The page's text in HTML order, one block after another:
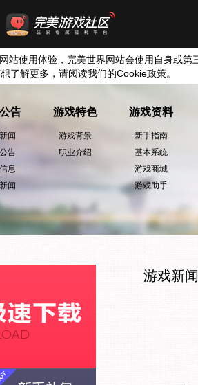
站使用体验，完美世界网站会使用自身或第
了解更多，请阅读我们的Cookie政策。
告
闻
告
息
闻
游戏特色
游戏背景
职业介绍
游戏资料
新手指南
基本系统
游戏商城
游戏助手
游戏新闻